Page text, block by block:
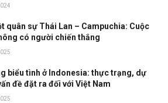
quân sự Thái Lan – Campuchia: Cuộc
có người chiến thắng
biểu tình ở Indonesia: thực trạng, dự
đề đặt ra đối với Việt Nam